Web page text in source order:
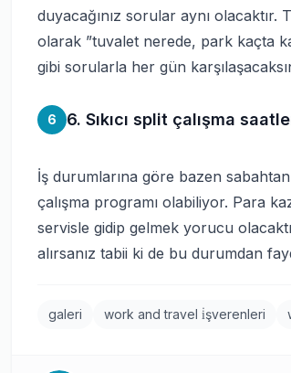
duyacağınız sorular aynı
olarak ”tuvalet nerede, park kaçta
gibi sorularla her gün
6 6. Sıkıcı split çalışma
İş durumlarına göre bazen
çalışma programı olabiliyor. Para
servisle gidip gelmek yorucu
alırsanız tabii ki de bu durumdan
galeri work and travel i̇şverenleri